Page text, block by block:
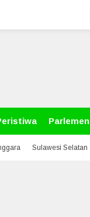
Parlemen
Sulawesi Selatan